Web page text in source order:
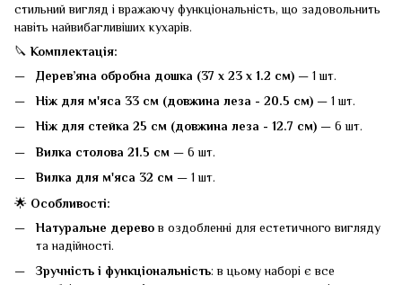
стильний вигляд і вражаючу функціональність, що задовольнить
навіть найвибагливіших кухарів.
🔪Комплектація:
Дерев’яна обробна дошка (37 х 23 х 1.2 см) — 1 шт.
Ніж для м'яса 33 см (довжина леза - 20.5 см) — 1 шт.
Ніж для стейка 25 см (довжина леза - 12.7 см) — 6 шт.
Вилка столова 21.5 см — 6 шт.
Вилка для м'яса 32 см — 1 шт.
🌟 Особливості:
Натуральне деревов оздобленні для естетичного вигляду
та надійності.
Зручність і функціональність: в цьому наборі є все